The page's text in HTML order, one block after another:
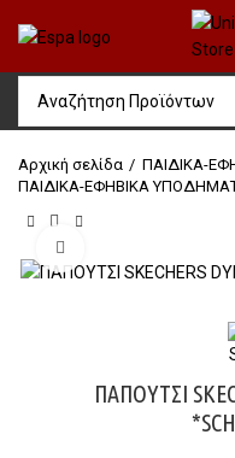
Αρχική σελίδα
ΠΑΙΔΙΚΑ-
ΠΑΙΔΙΚΑ-ΕΦΗΒΙΚΑ
ΠΑΠΟΥΤΣΙ